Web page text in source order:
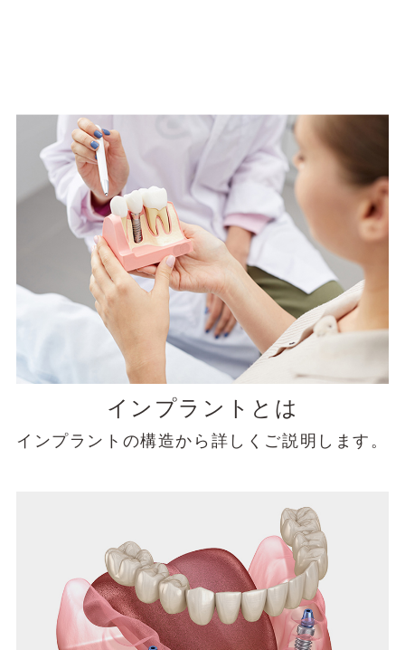
インプラントとは
インプラントの構造から詳しくご説明します。